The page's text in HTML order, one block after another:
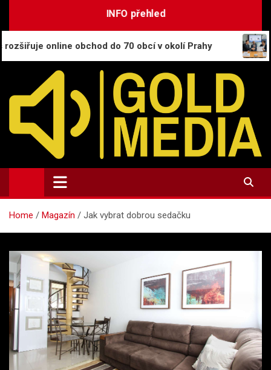
INFO přehled
obchod do 70 obcí v okolí Prahy CESNET
GoldMedia.cz
Magazín a přehled informací
Home Magazín Jak vybrat dobrou sedačku